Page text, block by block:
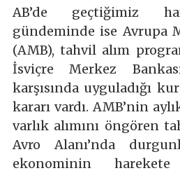
AB’de geçtiğimiz
gündeminde ise Avrupa
(AMB), tahvil alım
İsviçre Merkez
karşısında uyguladığı
kararı vardı. AMB’nin
varlık alımını öngören
Avro Alanı’nda
ekonominin